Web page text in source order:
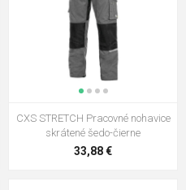
CXS STRETCH Pracovné nohavice
skrátené šedo-čierne
33,88 €